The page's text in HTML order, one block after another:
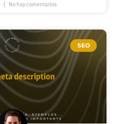
No hay comentarios
SEO